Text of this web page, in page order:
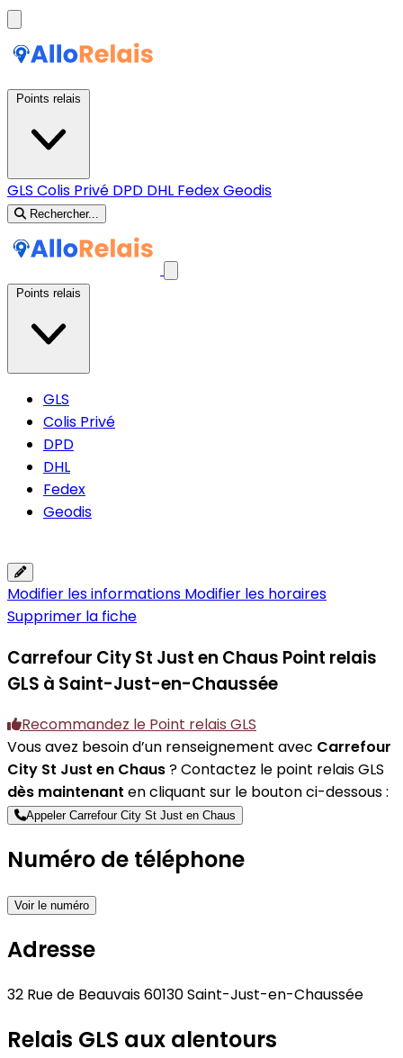
GLS Colis Privé DPD DHL FedexGeodis
Rechercher...
GLS
Colis Privé
DPD
DHL
Fedex
Geodis
Modifier les informations Modifier les horaires
Supprimer la fiche
Carrefour City St Just en Chaus Point relais
GLS à Saint-Just-en-Chaussée
Recommandez le Point relais GLS
Vous avez besoin d’un renseignement avec Carrefour
City St Just en Chaus? Contactez le point relais GLS
dès maintenant en cliquant sur le bouton ci-dessous :
Appeler Carrefour City St Just en Chaus
Numéro de téléphone
Voir le numéro
Adresse
32 Rue de Beauvais 60130 Saint-Just-en-Chaussée
Relais GLS aux alentours